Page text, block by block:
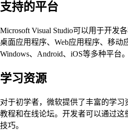
支持的平台
Microsoft Visual Studio可以用于开发
桌面应用程序、Web应用程序、移动
Windows、Android、iOS等多种平台。
学习资源
对于初学者，微软提供了丰富的学
教程和在线论坛。开发者可以通过这
技巧。